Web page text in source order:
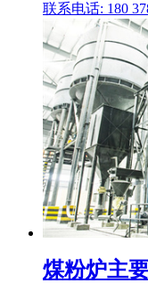
联系电话: 180
煤粉炉主